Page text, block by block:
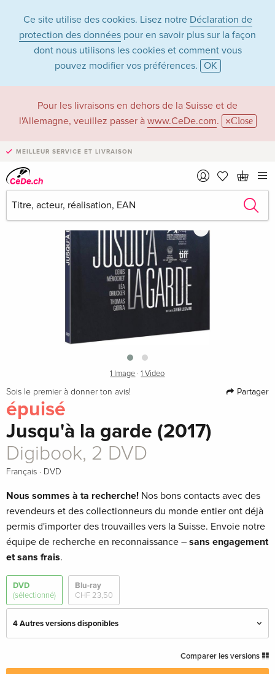
Ce site utilise des cookies. Lisez notre Déclaration de
protection des données pour en savoir plus sur la façon
dont nous utilisons les cookies et comment vous
pouvez modifier vos préférences. OK
Pour les livraisons en dehors de la Suisse et de
l'Allemagne, veuillez passer à www.CeDe.com. Close
MEILLEUR SERVICE ET LIVRAISON
›
1 Image ·1 Video
Sois le premier à donner ton avis! Partager
épuisé
Jusqu'à la garde (2017)
Digibook, 2 DVD
Français · DVD
Nous sommes à ta recherche! Nos bons contacts avec des
revendeurs et des collectionneurs du monde entier ont déjà
permis d'importer des trouvailles vers la Suisse. Envoie notre
équipe de recherche en reconnaissance – sans engagement
et sans frais.
DVD
(sélectionné)
Blu-ray
CHF 23,50
4 Autres versions disponibles
Français
CHF 18,50
Comparer les versions